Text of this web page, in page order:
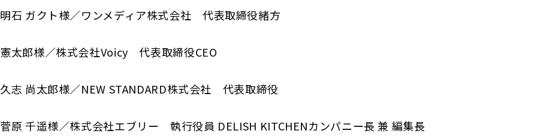
明石 ガクト様／ワンメディア株式会社 代表取締役緒方
憲太郎様／株式会社Voicy 代表取締役CEO
久志 尚太郎様／NEW STANDARD株式会社 代表取締役
菅原 千遥様／株式会社エブリー 執行役員 DELISH KITCHENカンパニー長 兼 編集長